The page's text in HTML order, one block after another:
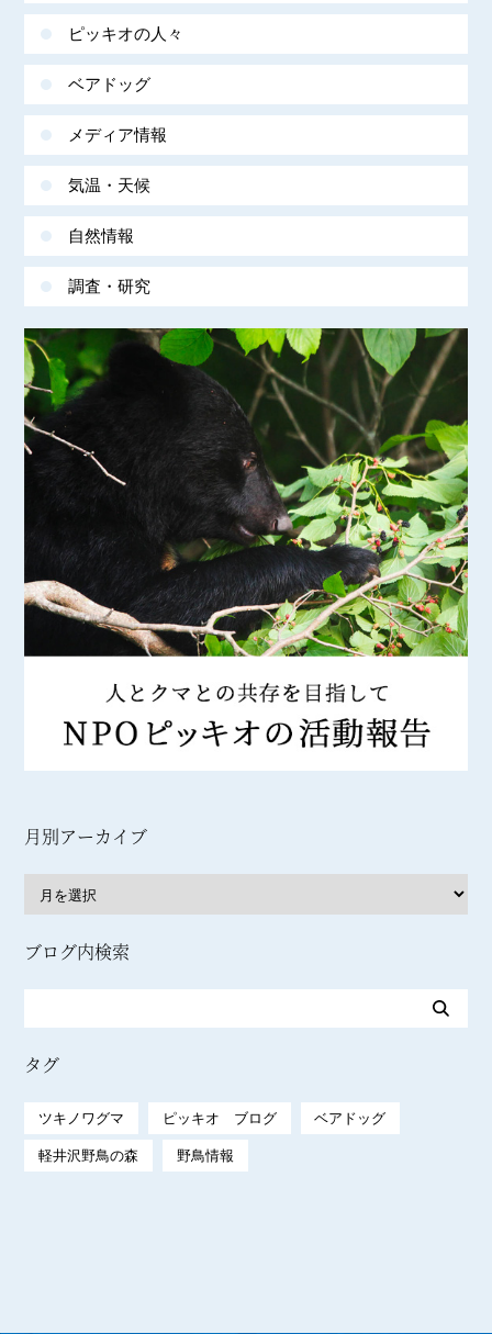
ピッキオの人々
ベアドッグ
メディア情報
気温・天候
自然情報
調査・研究
月別アーカイブ
ブログ内検索
タグ
ツキノワグマ ピッキオ ブログ ベアドッグ
軽井沢野鳥の森 野鳥情報